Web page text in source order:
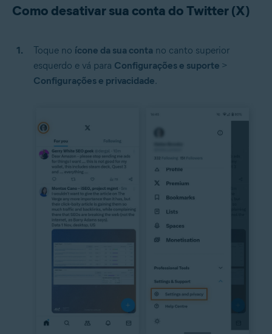
Como desativar sua conta do Twitter (X)
Toque no ícone da sua conta no canto superior
esquerdo e vá para Configurações e suporte >
Configurações e privacidade.